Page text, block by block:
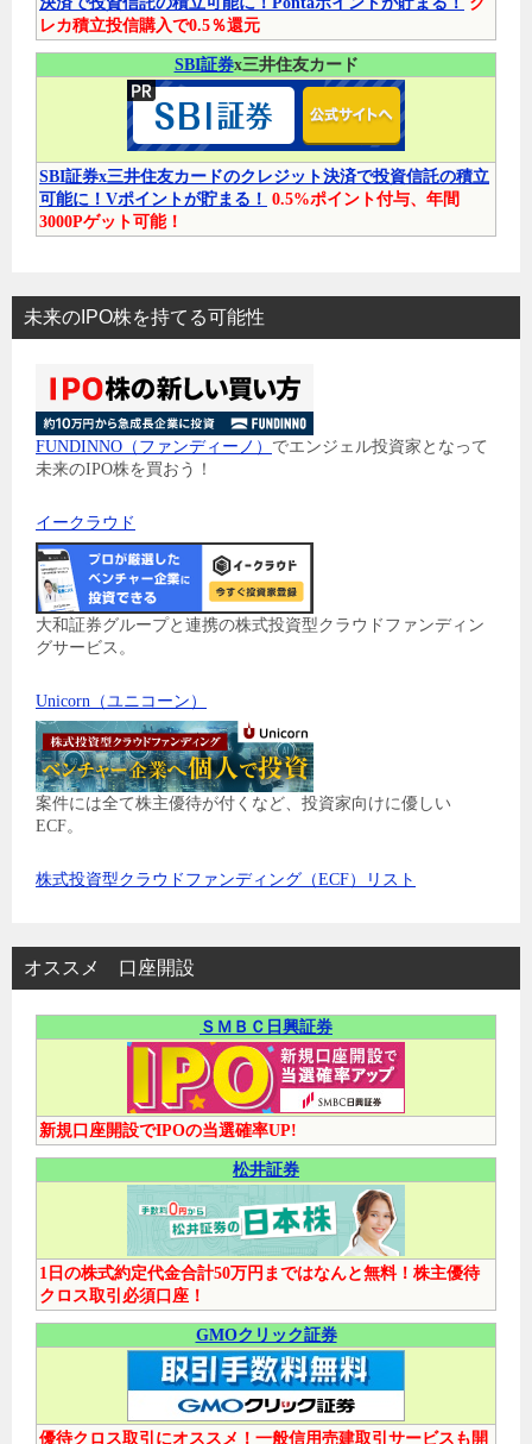
レカ積立投信購入で0.5％還元
SBI証券x三井住友カード
SBI証券x三井住友カードのクレジット決済で投資信託の積立
可能に！Vポイントが貯まる！ 0.5%ポイント付与、年間
3000Pゲット可能！
未来のIPO株を持てる可能性
FUNDINNO（ファンディーノ） でエンジェル投資家となって
未来のIPO株を買おう！
イークラウド
大和証券グループと連携の株式投資型クラウドファンディン
グサービス。
Unicorn（ユニコーン）
案件には全て株主優待が付くなど、投資家向けに優しい
ECF。
株式投資型クラウドファンディング（ECF）リスト
オススメ 口座開設
ＳＭＢＣ日興証券
新規口座開設でIPOの当選確率UP!
松井証券
1日の株式約定代金合計50万円まではなんと無料！株主優待
クロス取引必須口座！
GMOクリック証券
優待クロス取引にオススメ！一般信用売建取引サービスも開